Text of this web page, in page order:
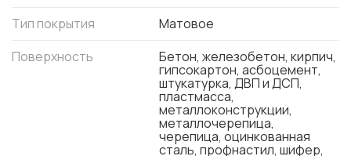
Тип покрытия
Матовое
Поверхность
Бетон, железобетон, кирпич,
гипсокартон, асбоцемент,
штукатурка, ДВП и ДСП,
пластмасса,
металлоконструкции,
металлочерепица,
черепица, оцинкованная
сталь, профнастил, шифер,